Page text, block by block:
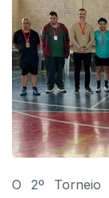
O 2º Torneio